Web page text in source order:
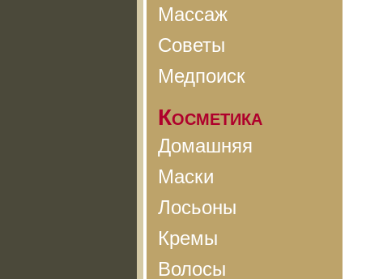
Массаж
Советы
Медпоиск
Косметика
Домашняя
Маски
Лосьоны
Кремы
Волосы